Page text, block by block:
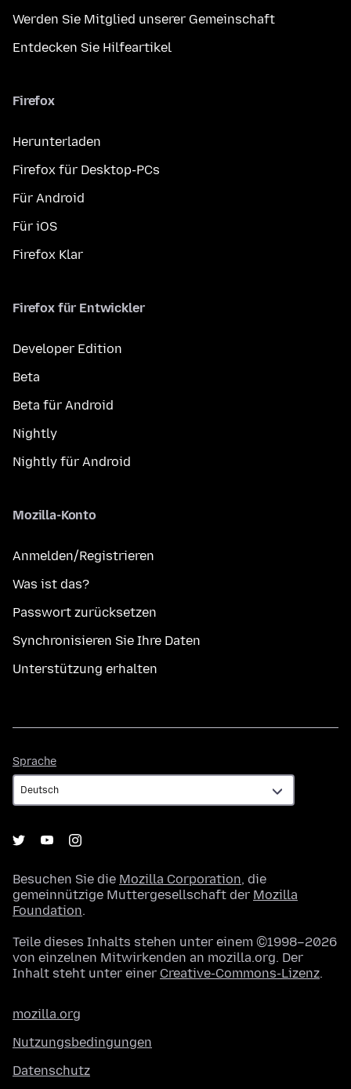
Werden Sie Mitglied unserer Gemeinschaft
Entdecken Sie Hilfeartikel
Firefox
Herunterladen
Firefox für Desktop-PCs
Für Android
Für iOS
Firefox Klar
Firefox für Entwickler
Developer Edition
Beta
Beta für Android
Nightly
Nightly für Android
Mozilla-Konto
Anmelden/Registrieren
Was ist das?
Passwort zurücksetzen
Synchronisieren Sie Ihre Daten
Unterstützung erhalten
Sprache
Besuchen Sie die Mozilla Corporation, die
gemeinnützige Muttergesellschaft der Mozilla
Foundation.
Teile dieses Inhalts stehen unter einem ©1998–2026
von einzelnen Mitwirkenden an mozilla.org. Der
Inhalt steht unter einer Creative-Commons-Lizenz.
mozilla.org
Nutzungsbedingungen
Datenschutz